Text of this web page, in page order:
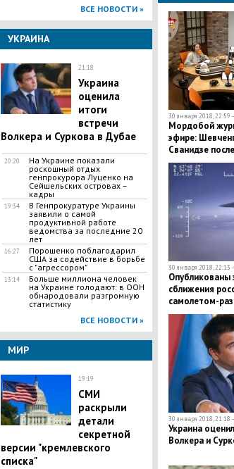
ВСЕ НОВОСТИ »
УКРАИНА
21:18
Украина
оценила
итоги
встречи
Волкера и Суркова в Дубае
20:20
На Украине показали
роскошный отдых
генпрокурора Луценко на
Сейшельских островах –
кадры
19:34
В Генпрокуратуре Украины
заявили о самой
продуктивной работе
ведомства за последние 20
лет
16:27
Порошенко поблагодарил
США за содействие в борьбе
с "агрессором"
13:14
Больше миллиона человек
на Украине голодают: в ООН
обнародовали разгромную
статистику
ВСЕ НОВОСТИ »
МИР
19:19
СМИ
раскрыли
детали
секретной
версии "кремлевского
списка"
30 января 2018, 22:59
Мордобой
эфире:
Сванидзе
кадры
30 января 2018, 22:13
сближения
самолетом-
Черным морем
30 января 2018, 21:18
Украина
Волкера и